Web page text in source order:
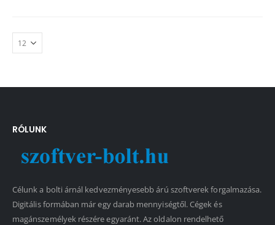
RÓLUNK
Célunk a bolti árnál kedvezményesebb árú szoftverek forgalmazása.
Digitális formában már egy darab mennyiségtől. Cégek és
magánszemélyek részére egyaránt. Az oldalon rendelhető